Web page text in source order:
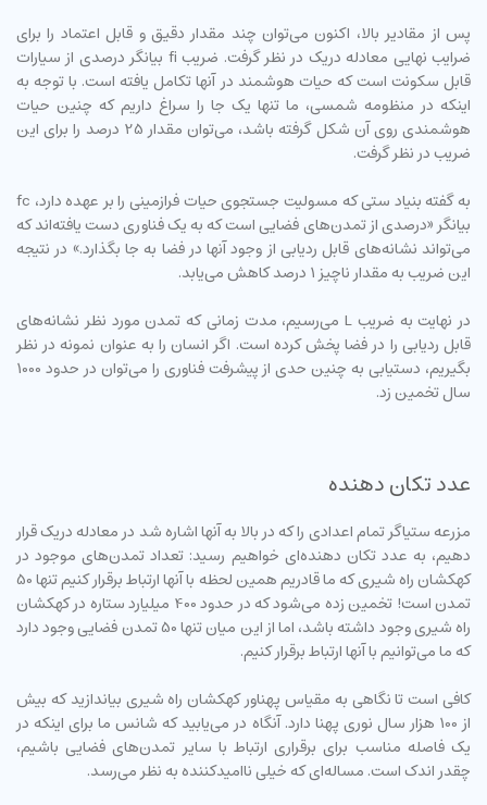
پس از مقادیر بالا، اکنون می‌توان چند مقدار دقیق و قابل اعتماد را برای
ضرایب نهایی معادله دریک در نظر گرفت. ضریب fi بیانگر درصدی از سیارات
قابل سکونت است که حیات هوشمند در آنها تکامل یافته است. با توجه به
اینکه در منظومه شمسی، ما تنها یک جا را سراغ داریم که چنین حیات
هوشمندی روی آن شکل گرفته باشد، می‌توان مقدار 25 درصد را برای این
ضریب در نظر گرفت.
به گفته بنیاد ستی که مسولیت جستجوی حیات فرازمینی را بر عهده دارد، fc
بیانگر «درصدی از تمدن‌های فضایی است که به یک فناوری دست یافته‌اند که
می‌تواند نشانه‌های قابل ردیابی از وجود آنها در فضا به جا بگذارد.» در نتیجه
این ضریب به مقدار ناچیز 1 درصد کاهش می‌یابد.
در نهایت به ضریب L می‌رسیم، مدت زمانی که تمدن مورد نظر نشانه‌های
قابل ردیابی را در فضا پخش کرده است. اگر انسان را به عنوان نمونه در نظر
بگیریم، دستیابی به چنین حدی از پیشرفت فناوری را می‌توان در حدود 1000
سال تخمین زد.
عدد تکان دهنده
مزرعه ستیاگر تمام اعدادی را که در بالا به آنها اشاره شد در معادله دریک قرار
دهیم، به عدد تکان دهنده‌ای خواهیم رسید: تعداد تمدن‌های موجود در
کهکشان راه شیری که ما قادریم همین لحظه با آنها ارتباط برقرار کنیم تنها 50
تمدن است! تخمین زده می‌شود که در حدود 400 میلیارد ستاره در کهکشان
راه شیری وجود داشته باشد، اما از این میان تنها 50 تمدن فضایی وجود دارد
که ما می‌توانیم با آنها ارتباط برقرار کنیم.
کافی است تا نگاهی به مقیاس پهناور کهکشان راه شیری بیاندازید که بیش
از 100 هزار سال نوری پهنا دارد. آنگاه در می‌یابید که شانس ما برای اینکه در
یک فاصله مناسب برای برقراری ارتباط با سایر تمدن‌های فضایی باشیم،
چقدر اندک است. مساله‌ای که خیلی ناامیدکننده به نظر می‌رسد.